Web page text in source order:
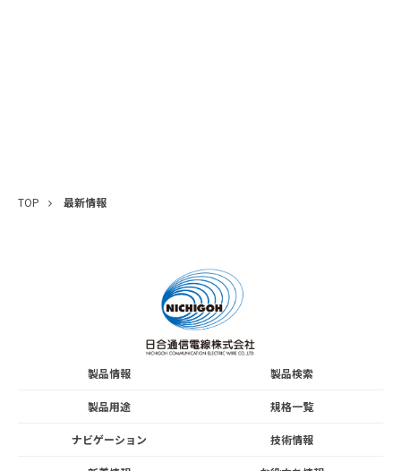
TOP 最新情報
製品情報 製品検索
製品用途 規格一覧
ナビゲーション 技術情報